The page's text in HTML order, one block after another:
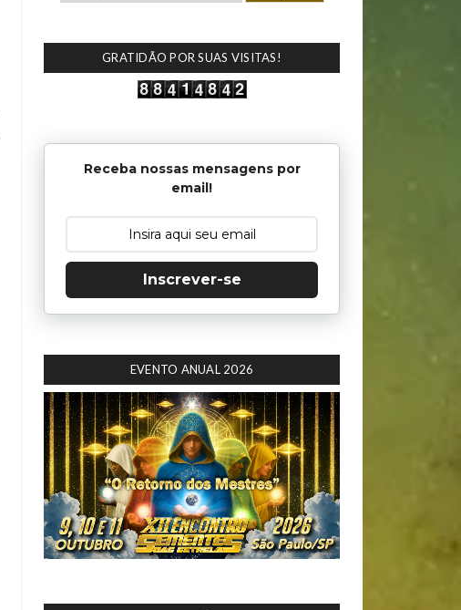
GRATIDÃO POR SUAS VISITAS!
Receba nossas mensagens por
email!
Inscrever-se
EVENTO ANUAL 2026